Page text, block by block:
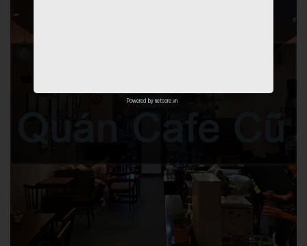
Powered by netcore.vn